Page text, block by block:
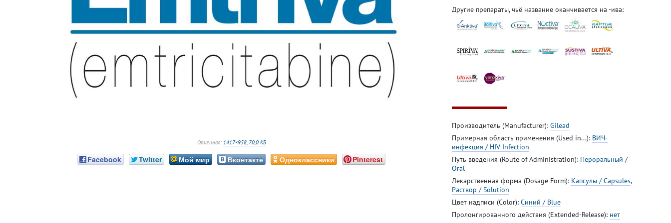
Оригинал: 1417×958, 70,0 КБ
Facebook Twitter Мой мир Вконтакте Одноклассники Pinterest
Другие препараты, чьё название оканчивается на -ива:
Производитель (Manufacturer): Gilead
Примерная область применения (Used in...): ВИЧ-
инфекция / HIV Infection
Путь введения (Route of Administration): Пероральный /
Oral
Лекарственная форма (Dosage Form): Капсулы / Capsules,
Раствор / Solution
Цвет надписи (Color): Синий / Blue
Пролонгированного действия (Extended-Release): нет